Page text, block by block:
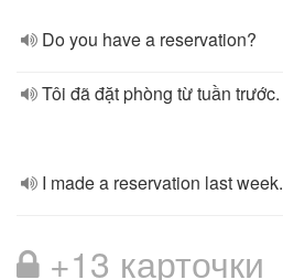
Do you have a reservation?
Tôi đã đặt phòng từ tuần trước.
I made a reservation last week.
+13 карточки